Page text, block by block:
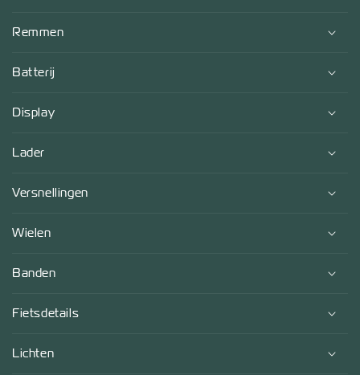
b
r
c
n
e
t
Remmen
Batterij
Display
Lader
Versnellingen
Wielen
Banden
Fietsdetails
Lichten